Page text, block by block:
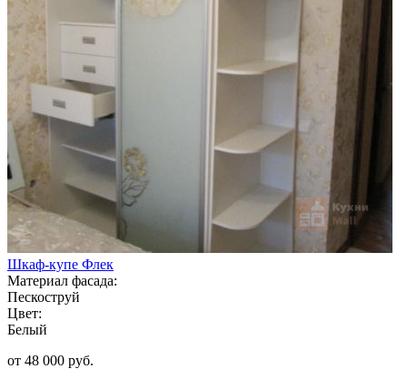
Шкаф-купе Флек
Материал фасада:
Пескоструй
Цвет:
Белый
от 48 000 руб.